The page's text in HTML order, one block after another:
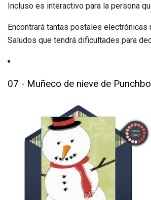
Incluso es interactivo para la persona
Encontrará tantas postales electrónicas
Saludos que tendrá dificultades para
07 - Muñeco de nieve de